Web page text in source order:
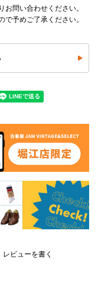
問い合わせください。
予めご了承ください。
レビューを書く